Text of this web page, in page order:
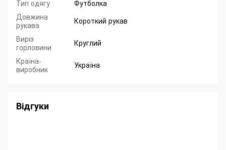
Тип одягу
Футболка
Довжина
рукава
Короткий рукав
Виріз
горловини
Круглий
Країна-
виробник
Україна
Відгуки